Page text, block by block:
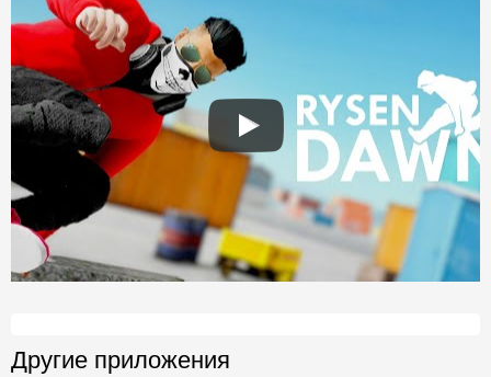
Другие приложения